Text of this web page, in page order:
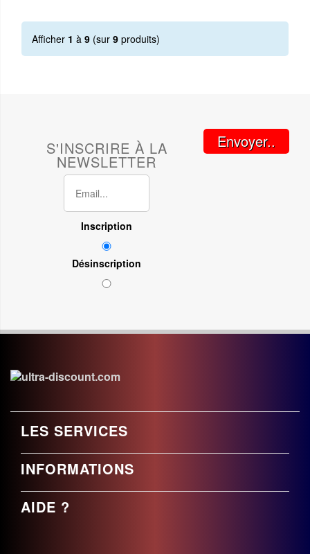
Afficher 1 à 9 (sur 9 produits)
S'INSCRIRE À LA
NEWSLETTER
Inscription
Désinscription
Envoyer..
LES SERVICES
INFORMATIONS
AIDE ?